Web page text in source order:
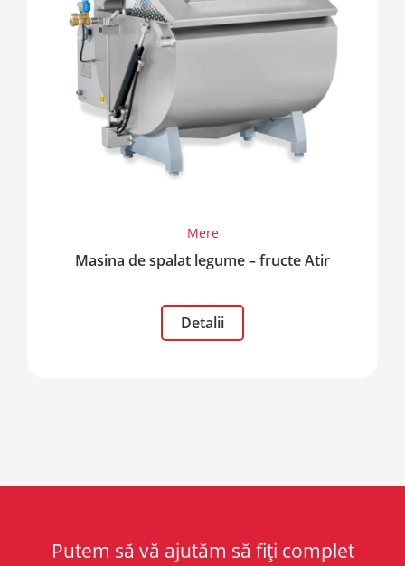
Mere
Masina de spalat legume – fructe Atir
Detalii
Putem să vă ajutăm să fiți complet